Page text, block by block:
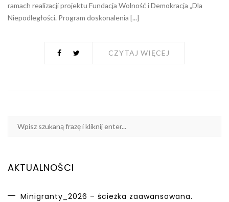
ramach realizacji projektu Fundacja Wolność i Demokracja „Dla
Niepodległości. Program doskonalenia [...]
CZYTAJ WIĘCEJ
AKTUALNOŚCI
Minigranty_2026 – ścieżka zaawansowana.